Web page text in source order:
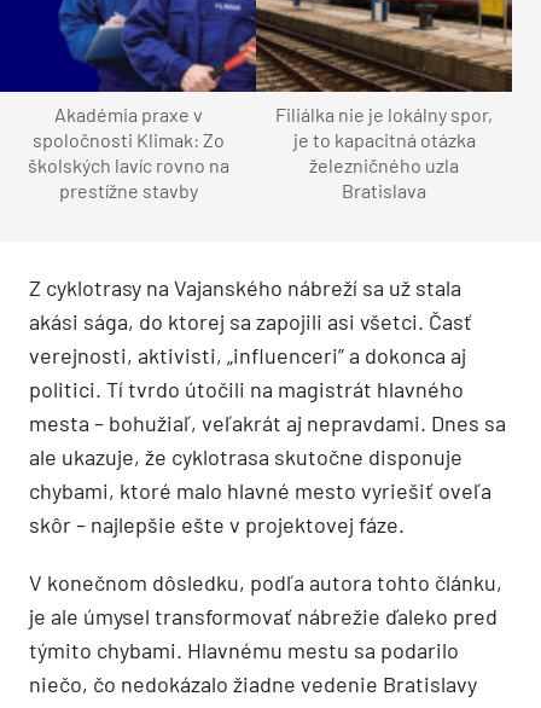
Akadémia praxe v
spoločnosti Klimak: Zo
školských lavíc rovno na
prestížne stavby
Filiálka nie je lokálny spor,
je to kapacitná otázka
železničného uzla
Bratislava
Z cyklotrasy na Vajanského nábreží sa už stala
akási sága, do ktorej sa zapojili asi všetci. Časť
verejnosti, aktivisti, „influenceri” a dokonca aj
politici. Tí tvrdo útočili na magistrát hlavného
mesta – bohužiaľ, veľakrát aj nepravdami. Dnes sa
ale ukazuje, že cyklotrasa skutočne disponuje
chybami, ktoré malo hlavné mesto vyriešiť oveľa
skôr – najlepšie ešte v projektovej fáze.
V konečnom dôsledku, podľa autora tohto článku,
je ale úmysel transformovať nábrežie ďaleko pred
týmito chybami. Hlavnému mestu sa podarilo
niečo, čo nedokázalo žiadne vedenie Bratislavy